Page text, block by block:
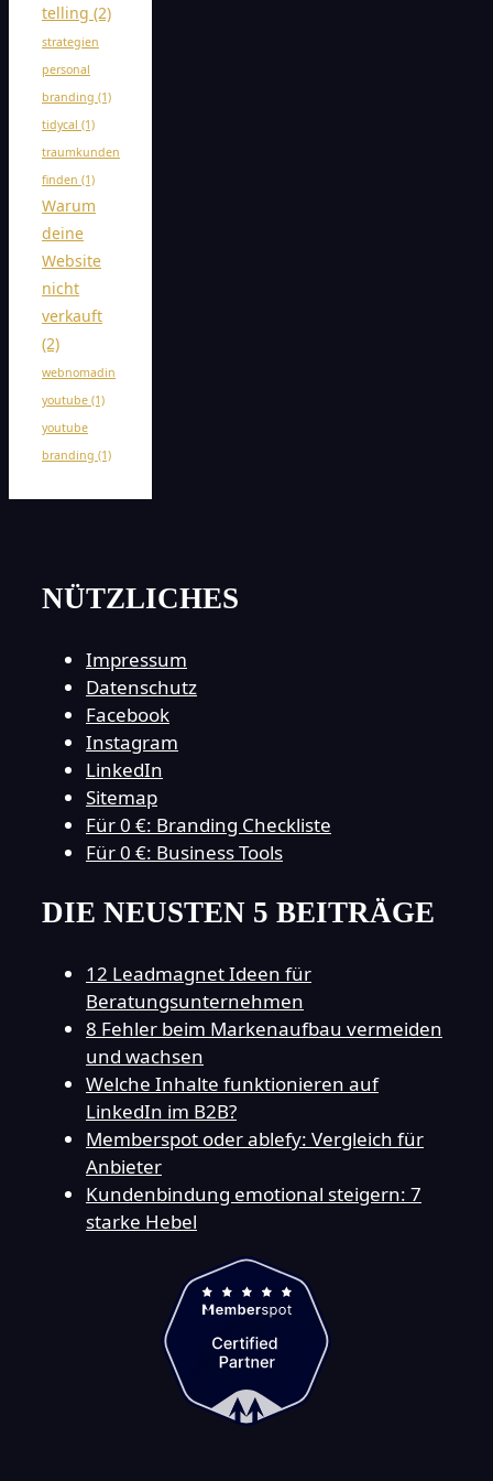
telling (2)
strategien
personal
branding (1)
tidycal (1)
traumkunden
finden (1)
Warum
deine
Website
nicht
verkauft
(2)
webnomadin
youtube (1)
youtube
branding (1)
NÜTZLICHES
Impressum
Datenschutz
Facebook
Instagram
LinkedIn
Sitemap
Für 0 €: Branding Checkliste
Für 0 €: Business Tools
DIE NEUSTEN 5 BEITRÄGE
12 Leadmagnet Ideen für
Beratungsunternehmen
8 Fehler beim Markenaufbau vermeiden
und wachsen
Welche Inhalte funktionieren auf
LinkedIn im B2B?
Memberspot oder ablefy: Vergleich für
Anbieter
Kundenbindung emotional steigern: 7
starke Hebel